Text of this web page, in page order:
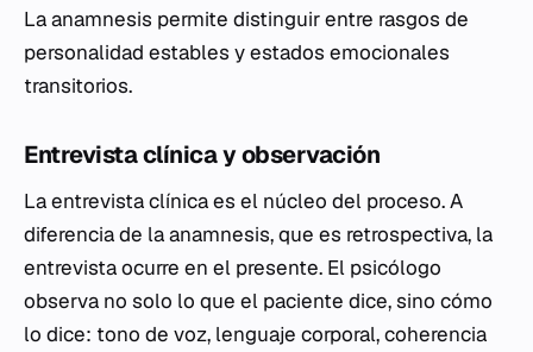
La anamnesis permite distinguir entre rasgos de
personalidad estables y estados emocionales
transitorios.
Entrevista clínica y observación
La entrevista clínica es el núcleo del proceso. A
diferencia de la anamnesis, que es retrospectiva, la
entrevista ocurre en el presente. El psicólogo
observa no solo lo que el paciente dice, sino cómo
lo dice: tono de voz, lenguaje corporal, coherencia